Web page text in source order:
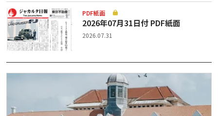
PDF紙面
2026年07月31日付 PDF紙面
2026.07.31